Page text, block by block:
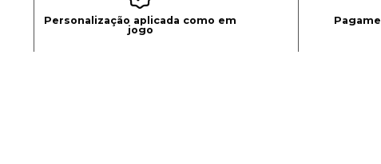
Personalização aplicada como em
jogo